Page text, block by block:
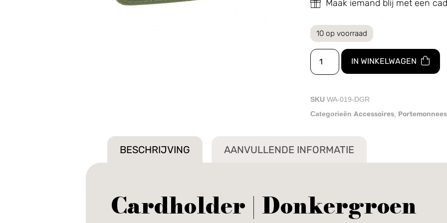
Maak iemand blij met een
10 op voorraad
IN WINKELWAGEN
SKU WA-019-DGR
Categorieën Accessoires Portemonnees
BESCHRIJVING AANVULLENDE INFORMATIE
Cardholder | Donkergroen